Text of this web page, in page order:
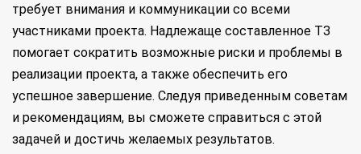
требует внимания и коммуникации со всеми
участниками проекта. Надлежаще составленное ТЗ
помогает сократить возможные риски и проблемы в
реализации проекта, а также обеспечить его
успешное завершение. Следуя приведенным советам
и рекомендациям, вы сможете справиться с этой
задачей и достичь желаемых результатов.